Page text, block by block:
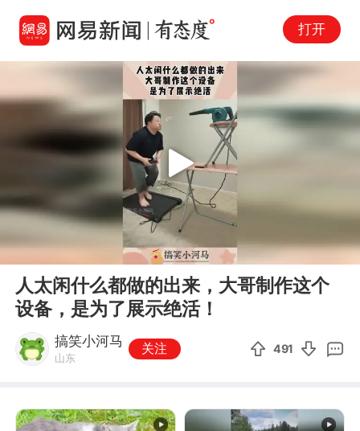
打开
00:00 00:12
Play
人太闲什么都做的出来，大哥制作这个
设备，是为了展示绝活！
搞笑小河马
山东
关注 491